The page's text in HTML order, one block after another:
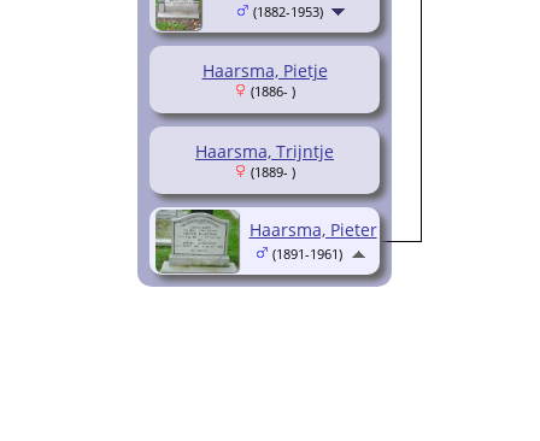
(1882-1953)
Haarsma, Pietje
(1886- )
Haarsma, Trijntje
(1889- )
Haarsma, Pieter
(1891-1961)